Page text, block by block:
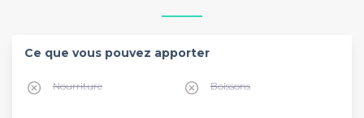
Ce que vous pouvez apporter
Nourriture Boissons